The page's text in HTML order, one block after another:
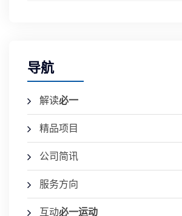
导航
解读必一
精品项目
公司简讯
服务方向
互动必一运动